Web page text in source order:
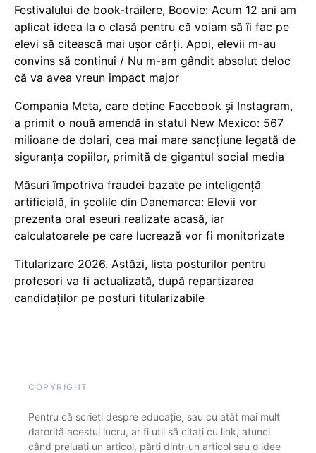
Festivalului de book-trailere, Boovie: Acum 12 ani am
aplicat ideea la o clasă pentru că voiam să îi fac pe
elevi să citească mai ușor cărți. Apoi, elevii m-au
convins să continui / Nu m-am gândit absolut deloc
că va avea vreun impact major
Compania Meta, care deține Facebook și Instagram,
a primit o nouă amendă în statul New Mexico: 567
milioane de dolari, cea mai mare sancțiune legată de
siguranța copiilor, primită de gigantul social media
Măsuri împotriva fraudei bazate pe inteligență
artificială, în școlile din Danemarca: Elevii vor
prezenta oral eseuri realizate acasă, iar
calculatoarele pe care lucrează vor fi monitorizate
Titularizare 2026. Astăzi, lista posturilor pentru
profesori va fi actualizată, după repartizarea
candidaților pe posturi titularizabile
COPYRIGHT
Pentru că scrieți despre educație, sau cu atât mai mult
datorită acestui lucru, ar fi util să citați cu link, atunci
când preluați un articol, părți dintr-un articol sau o idee